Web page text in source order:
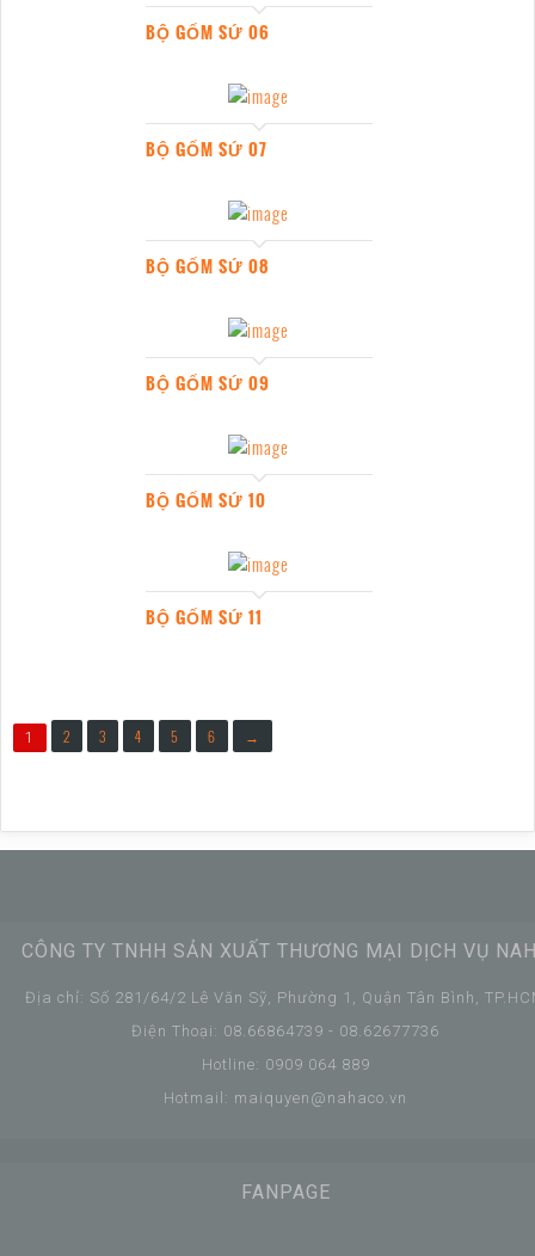
BỘ GỐM SỨ 06
BỘ GỐM SỨ 07
BỘ GỐM SỨ 08
BỘ GỐM SỨ 09
BỘ GỐM SỨ 10
BỘ GỐM SỨ 11
1 2 3 4 5 6 →
CÔNG TY TNHH SẢN XUẤT THƯƠNG MẠI DỊCH VỤ
Địa chỉ: Số 281/64/2 Lê Văn Sỹ, Phường 1, Quận Tân Bình,
Điện Thoại: 08.66864739 - 08.62677736
Hotline: 0909 064 889
Hotmail: maiquyen@nahaco.vn
FANPAGE